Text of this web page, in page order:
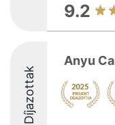
9.2
Díjazottak
Anyu